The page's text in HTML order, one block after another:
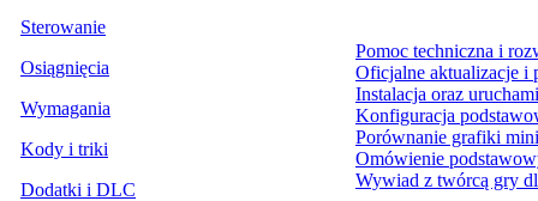
Sterowanie
Osiągnięcia
Wymagania
Kody i triki
Dodatki i DLC
Pomoc techniczna i
Oficjalne aktualizacje i
Instalacja oraz
Konfiguracja
Porównanie grafiki
Omówienie
Wywiad z twórcą gry